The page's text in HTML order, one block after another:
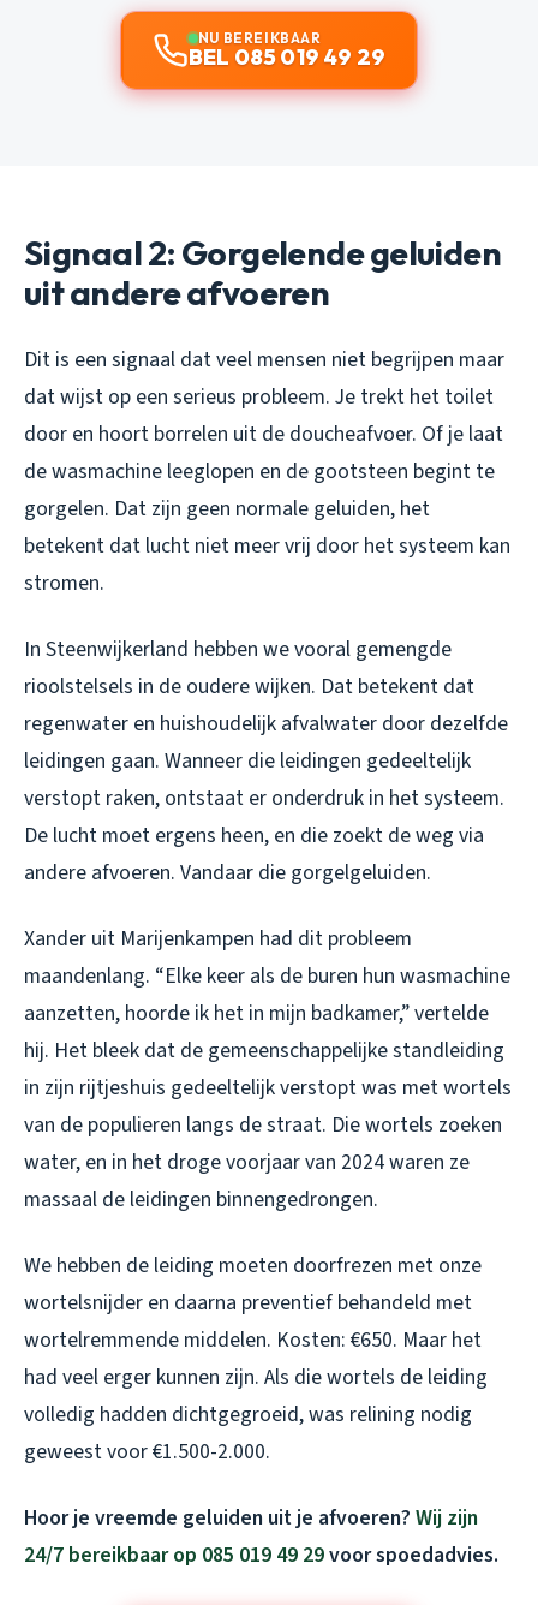
NU BEREIKBAAR
BEL 085 019 49 29
Signaal 2: Gorgelende geluiden
uit andere afvoeren
Dit is een signaal dat veel mensen niet begrijpen maar
dat wijst op een serieus probleem. Je trekt het toilet
door en hoort borrelen uit de doucheafvoer. Of je laat
de wasmachine leeglopen en de gootsteen begint te
gorgelen. Dat zijn geen normale geluiden, het
betekent dat lucht niet meer vrij door het systeem kan
stromen.
In Steenwijkerland hebben we vooral gemengde
rioolstelsels in de oudere wijken. Dat betekent dat
regenwater en huishoudelijk afvalwater door dezelfde
leidingen gaan. Wanneer die leidingen gedeeltelijk
verstopt raken, ontstaat er onderdruk in het systeem.
De lucht moet ergens heen, en die zoekt de weg via
andere afvoeren. Vandaar die gorgelgeluiden.
Xander uit Marijenkampen had dit probleem
maandenlang. “Elke keer als de buren hun wasmachine
aanzetten, hoorde ik het in mijn badkamer,” vertelde
hij. Het bleek dat de gemeenschappelijke standleiding
in zijn rijtjeshuis gedeeltelijk verstopt was met wortels
van de populieren langs de straat. Die wortels zoeken
water, en in het droge voorjaar van 2024 waren ze
massaal de leidingen binnengedrongen.
We hebben de leiding moeten doorfrezen met onze
wortelsnijder en daarna preventief behandeld met
wortelremmende middelen. Kosten: €650. Maar het
had veel erger kunnen zijn. Als die wortels de leiding
volledig hadden dichtgegroeid, was relining nodig
geweest voor €1.500-2.000.
Hoor je vreemde geluiden uit je afvoeren? Wij zijn
24/7 bereikbaar op 085 019 49 29voor spoedadvies.